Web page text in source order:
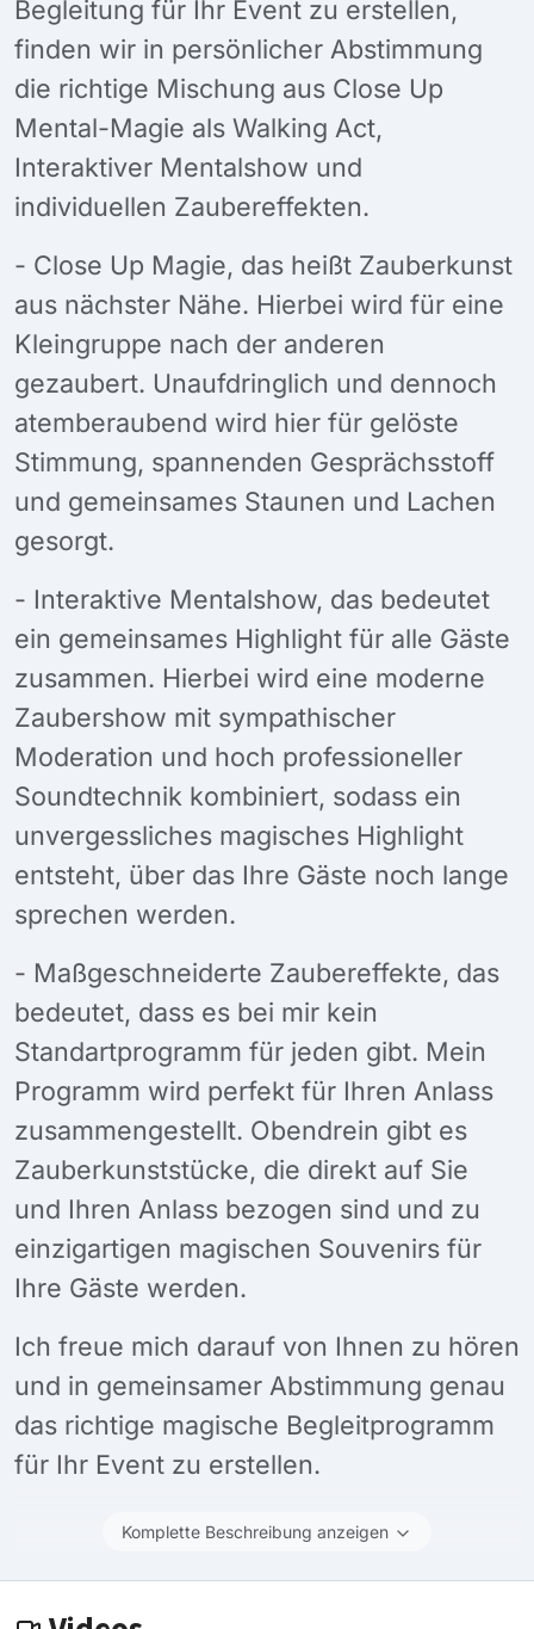
Begleitung für Ihr Event zu erstellen,
finden wir in persönlicher Abstimmung
die richtige Mischung aus Close Up
Mental-Magie als Walking Act,
Interaktiver Mentalshow und
individuellen Zaubereffekten.
- Close Up Magie, das heißt Zauberkunst
aus nächster Nähe. Hierbei wird für eine
Kleingruppe nach der anderen
gezaubert. Unaufdringlich und dennoch
atemberaubend wird hier für gelöste
Stimmung, spannenden Gesprächsstoff
und gemeinsames Staunen und Lachen
gesorgt.
- Interaktive Mentalshow, das bedeutet
ein gemeinsames Highlight für alle Gäste
zusammen. Hierbei wird eine moderne
Zaubershow mit sympathischer
Moderation und hoch professioneller
Soundtechnik kombiniert, sodass ein
unvergessliches magisches Highlight
entsteht, über das Ihre Gäste noch lange
sprechen werden.
- Maßgeschneiderte Zaubereffekte, das
bedeutet, dass es bei mir kein
Standartprogramm für jeden gibt. Mein
Programm wird perfekt für Ihren Anlass
zusammengestellt. Obendrein gibt es
Zauberkunststücke, die direkt auf Sie
und Ihren Anlass bezogen sind und zu
einzigartigen magischen Souvenirs für
Ihre Gäste werden.
Ich freue mich darauf von Ihnen zu hören
und in gemeinsamer Abstimmung genau
das richtige magische Begleitprogramm
für Ihr Event zu erstellen.
Komplette Beschreibung anzeigen